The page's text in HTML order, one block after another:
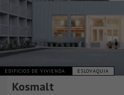
EDIFICIOS DE VIVIENDA ESLOVAQUIA
Kosmalt